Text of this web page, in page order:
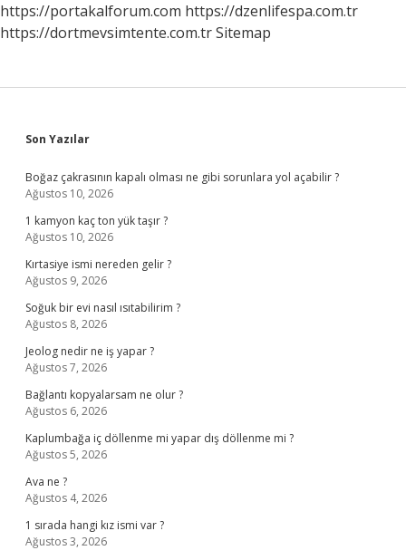
https://portakalforum.com https://dzenlifespa.com.tr
https://dortmevsimtente.com.trSitemap
Sidebar
Son Yazılar
Boğaz çakrasının kapalı olması ne gibi sorunlara yol açabilir ?
Ağustos 10, 2026
1 kamyon kaç ton yük taşır ?
Ağustos 10, 2026
Kırtasiye ismi nereden gelir ?
Ağustos 9, 2026
Soğuk bir evi nasıl ısıtabilirim ?
Ağustos 8, 2026
Jeolog nedir ne iş yapar ?
Ağustos 7, 2026
Bağlantı kopyalarsam ne olur ?
Ağustos 6, 2026
Kaplumbağa iç döllenme mi yapar dış döllenme mi ?
Ağustos 5, 2026
Ava ne ?
Ağustos 4, 2026
1 sırada hangi kız ismi var ?
Ağustos 3, 2026